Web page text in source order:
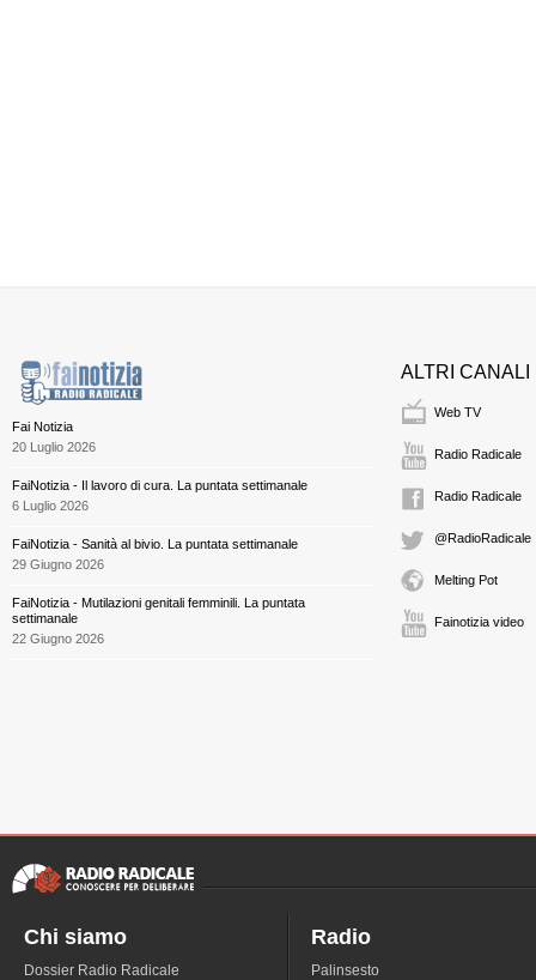
Fai Notizia
20 Luglio 2026
FaiNotizia - Il lavoro di cura. La puntata settimanale
6 Luglio 2026
FaiNotizia - Sanità al bivio. La puntata settimanale
29 Giugno 2026
FaiNotizia - Mutilazioni genitali femminili. La puntata
settimanale
22 Giugno 2026
ALTRI CANALI
Web TV
Radio Radicale
Radio Radicale
@RadioRadicale
Melting Pot
Fainotizia video
Chi siamo
Dossier Radio Radicale
Radio
Palinsesto